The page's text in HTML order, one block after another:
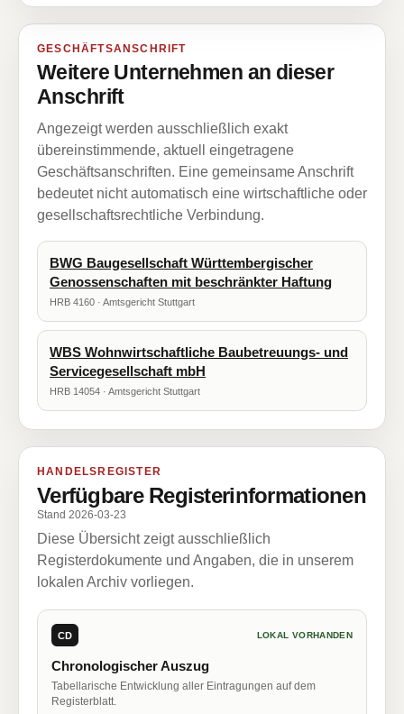
GESCHÄFTSANSCHRIFT
Weitere Unternehmen an dieser
Anschrift
Angezeigt werden ausschließlich exakt
übereinstimmende, aktuell eingetragene
Geschäftsanschriften. Eine gemeinsame Anschrift
bedeutet nicht automatisch eine wirtschaftliche oder
gesellschaftsrechtliche Verbindung.
BWG Baugesellschaft Württembergischer
Genossenschaften mit beschränkter Haftung
HRB 4160 · Amtsgericht Stuttgart
WBS Wohnwirtschaftliche Baubetreuungs- und
Servicegesellschaft mbH
HRB 14054 · Amtsgericht Stuttgart
HANDELSREGISTER
Verfügbare Registerinformationen
Stand 2026-03-23
Diese Übersicht zeigt ausschließlich
Registerdokumente und Angaben, die in unserem
lokalen Archiv vorliegen.
CD LOKAL VORHANDEN
Chronologischer Auszug
Tabellarische Entwicklung aller Eintragungen auf dem
Registerblatt.